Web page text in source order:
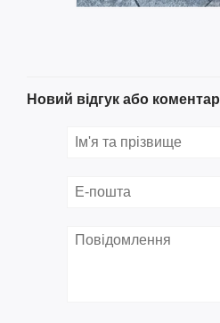
Новий відгук або коментар